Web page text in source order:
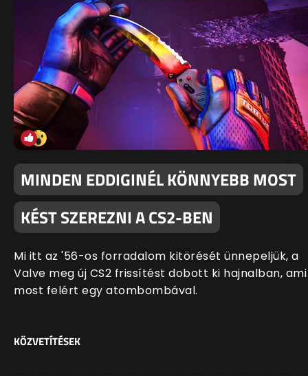
MINDEN EDDIGINÉL KÖNNYEBB MOST
KÉST SZEREZNI A CS2-BEN
Mi itt az '56-os forradalom kitörését ünnepeljük, a
Valve meg új CS2 frissítést dobott ki hajnalban, ami
most felért egy atombombával.
KÖZVETÍTÉSEK